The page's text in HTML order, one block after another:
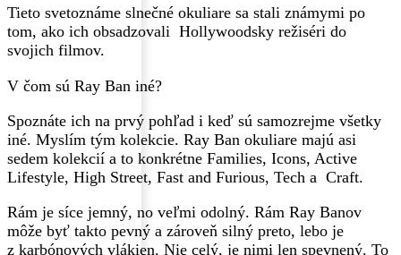
Tieto svetoznáme slnečné okuliare sa stali známymi po
tom, ako ich obsadzovali Hollywoodsky režiséri do
svojich filmov.
V čom sú Ray Ban iné?
Spoznáte ich na prvý pohľad i keď sú samozrejme všetky
iné. Myslím tým kolekcie. Ray Ban okuliare majú asi
sedem kolekcií a to konkrétne Families, Icons, Active
Lifestyle, High Street, Fast and Furious, Tech a Craft.
Rám je síce jemný, no veľmi odolný. Rám Ray Banov
môže byť takto pevný a zároveň silný preto, lebo je
z karbónových vlákien. Nie celý, je nimi len spevnený. To